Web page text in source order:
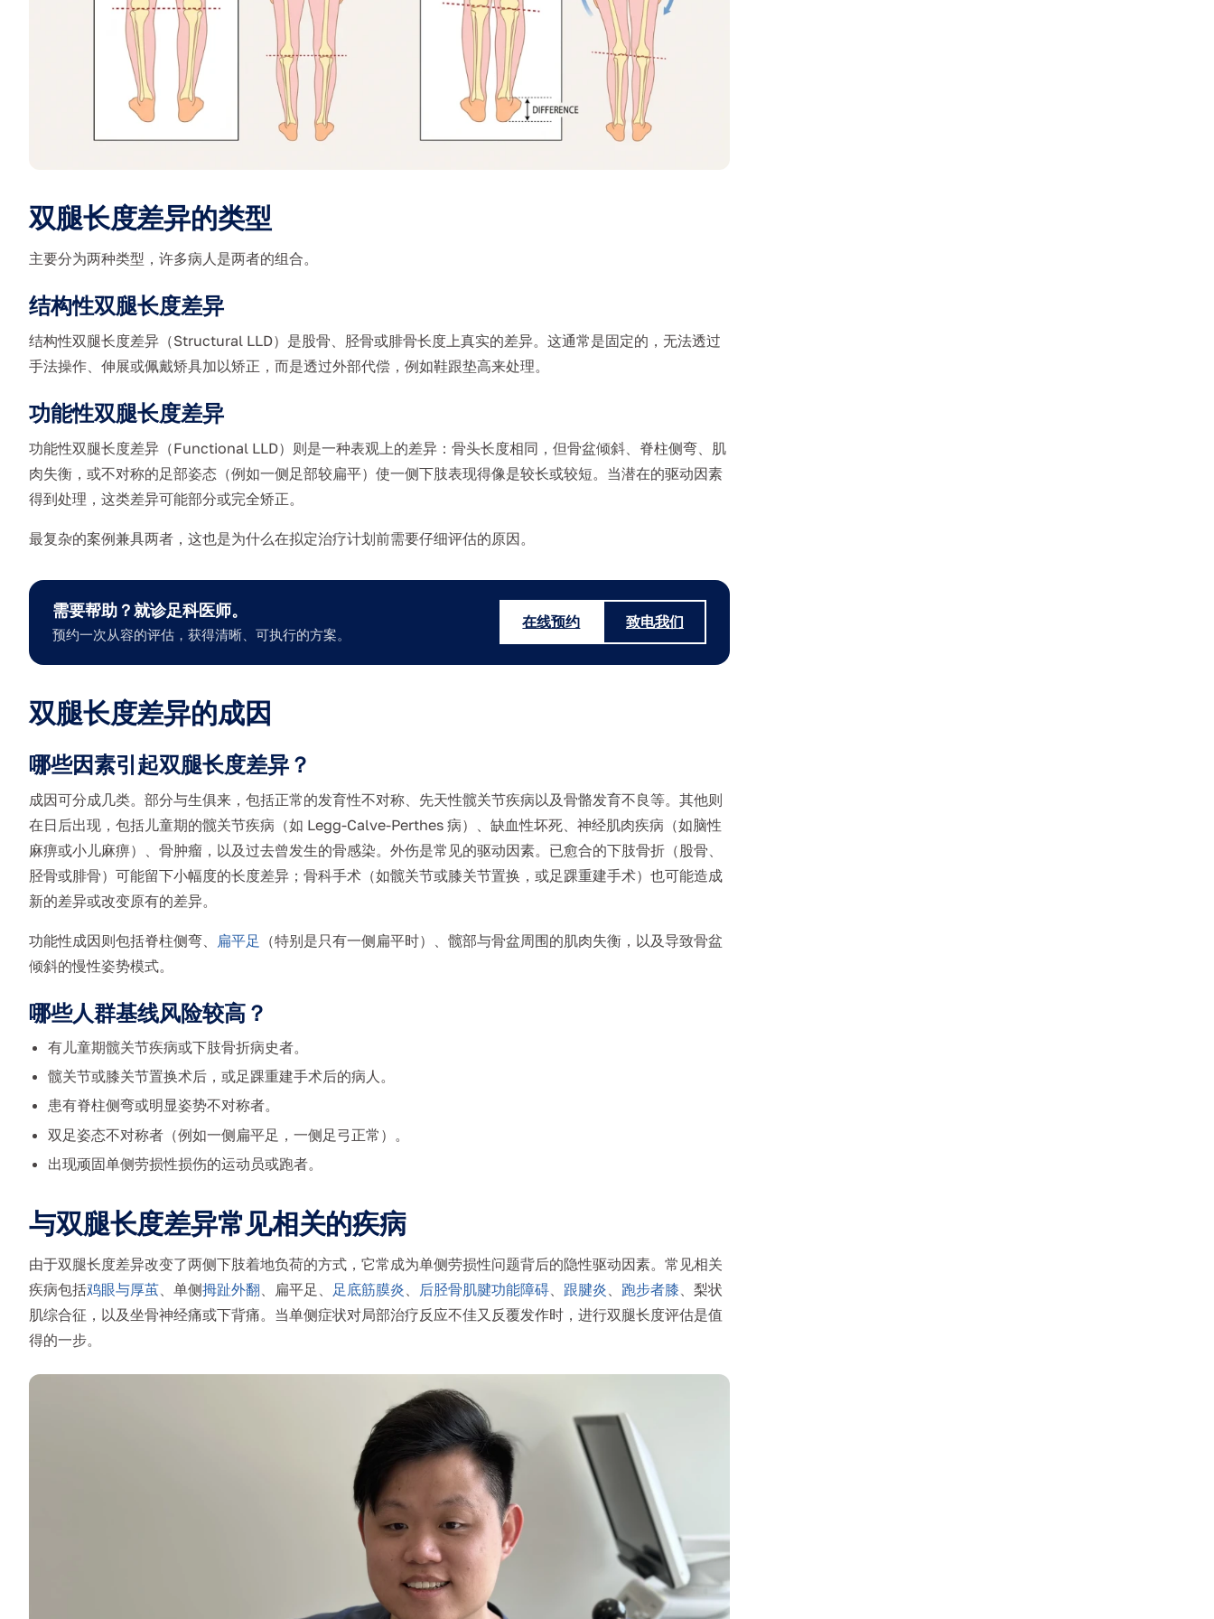
双腿长度差异的类型
主要分为两种类型，许多病人是两者的组合。
结构性双腿长度差异
结构性双腿长度差异（Structural LLD）是股骨、胫骨或腓骨长度上真实的差异。这通常是固定的，无法透过
手法操作、伸展或佩戴矫具加以矫正，而是透过外部代偿，例如鞋跟垫高来处理。
功能性双腿长度差异
功能性双腿长度差异（Functional LLD）则是一种表观上的差异：骨头长度相同，但骨盆倾斜、脊柱侧弯、肌
肉失衡，或不对称的足部姿态（例如一侧足部较扁平）使一侧下肢表现得像是较长或较短。当潜在的驱动因素
得到处理，这类差异可能部分或完全矫正。
最复杂的案例兼具两者，这也是为什么在拟定治疗计划前需要仔细评估的原因。
需要帮助？就诊足科医师。
预约一次从容的评估，获得清晰、可执行的方案。
在线预约 致电我们
双腿长度差异的成因
哪些因素引起双腿长度差异？
成因可分成几类。部分与生俱来，包括正常的发育性不对称、先天性髋关节疾病以及骨骼发育不良等。其他则
在日后出现，包括儿童期的髋关节疾病（如 Legg-Calve-Perthes 病）、缺血性坏死、神经肌肉疾病（如脑性
麻痹或小儿麻痹）、骨肿瘤，以及过去曾发生的骨感染。外伤是常见的驱动因素。已愈合的下肢骨折（股骨、
胫骨或腓骨）可能留下小幅度的长度差异；骨科手术（如髋关节或膝关节置换，或足踝重建手术）也可能造成
新的差异或改变原有的差异。
功能性成因则包括脊柱侧弯、 扁平足 （特别是只有一侧扁平时）、髋部与骨盆周围的肌肉失衡，以及导致骨盆
倾斜的慢性姿势模式。
哪些人群基线风险较高？
有儿童期髋关节疾病或下肢骨折病史者。
髋关节或膝关节置换术后，或足踝重建手术后的病人。
患有脊柱侧弯或明显姿势不对称者。
双足姿态不对称者（例如一侧扁平足，一侧足弓正常）。
出现顽固单侧劳损性损伤的运动员或跑者。
与双腿长度差异常见相关的疾病
由于双腿长度差异改变了两侧下肢着地负荷的方式，它常成为单侧劳损性问题背后的隐性驱动因素。常见相关
疾病包括鸡眼与厚茧、单侧拇趾外翻、扁平足、 足底筋膜炎、 后胫骨肌腱功能障碍、 跟腱炎、 跑步者膝、梨状
肌综合征，以及坐骨神经痛或下背痛。当单侧症状对局部治疗反应不佳又反覆发作时，进行双腿长度评估是值
得的一步。